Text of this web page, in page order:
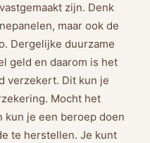
zijn. Denk
maar ook de
Dergelijke duurzame
geld en daarom is het
verzekert. Dit kun je
Mocht het
kun je een beroep doen
te herstellen. Je kunt